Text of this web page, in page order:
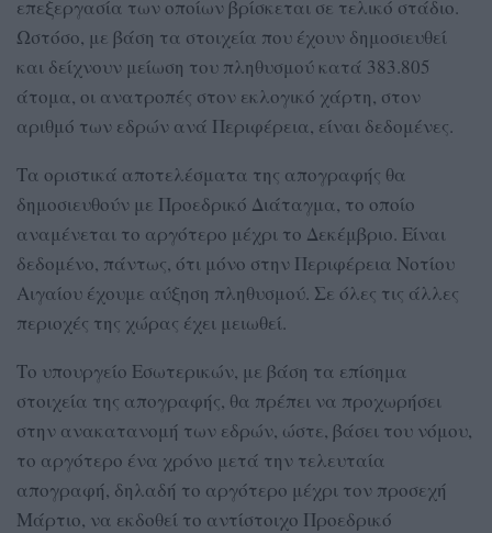
επεξεργασία των οποίων βρίσκεται σε τελικό στάδιο.
Ωστόσο, με βάση τα στοιχεία που έχουν δημοσιευθεί
και δείχνουν μείωση του πληθυσμού κατά 383.805
άτομα, οι ανατροπές στον εκλογικό χάρτη, στον
αριθμό των εδρών ανά Περιφέρεια, είναι δεδομένες.
Τα οριστικά αποτελέσματα της απογραφής θα
δημοσιευθούν με Προεδρικό Διάταγμα, το οποίο
αναμένεται το αργότερο μέχρι το Δεκέμβριο. Είναι
δεδομένο, πάντως, ότι μόνο στην Περιφέρεια Νοτίου
Αιγαίου έχουμε αύξηση πληθυσμού. Σε όλες τις άλλες
περιοχές της χώρας έχει μειωθεί.
Το υπουργείο Εσωτερικών, με βάση τα επίσημα
στοιχεία της απογραφής, θα πρέπει να προχωρήσει
στην ανακατανομή των εδρών, ώστε, βάσει του νόμου,
το αργότερο ένα χρόνο μετά την τελευταία
απογραφή, δηλαδή το αργότερο μέχρι τον προσεχή
Μάρτιο, να εκδοθεί το αντίστοιχο Προεδρικό